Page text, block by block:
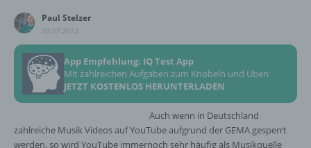
Paul Stelzer
30.07.2012
App Empfehlung: IQ Test App
Mit zahlreichen Aufgaben zum Knobeln und Üben
JETZT KOSTENLOS HERUNTERLADEN
Auch wenn in Deutschland
zahlreiche Musik Videos auf YouTube aufgrund der GEMA gesperrt
werden, so wird YouTube immernoch sehr häufig als Musikquelle